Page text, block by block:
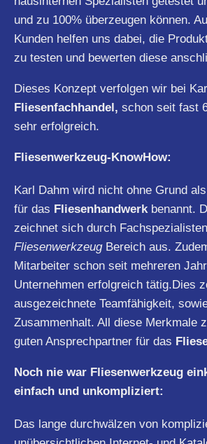
und zu 100% überzeugen können.
Kunden helfen uns dabei, die
zu testen und bewerten diese
Dieses Konzept verfolgen wir bei
Fliesenfachhandel, schon seit fast
sehr erfolgreich.
Fliesenwerkzeug-KnowHow:
Karl Dahm wird nicht ohne Grund
für das Fliesenhandwerk benannt.
zeichnet sich durch
FliesenwerkzeugBereich aus.
Mitarbeiter schon seit mehreren
Unternehmen erfolgreich tätig.Dies
ausgezeichnete Teamfähigkeit,
Zusammenhalt. All diese Merkmale
guten Ansprechpartner für das
Noch nie war Fliesenwerkzeug
einfach und unkompliziert:
Das lange durchwälzen von